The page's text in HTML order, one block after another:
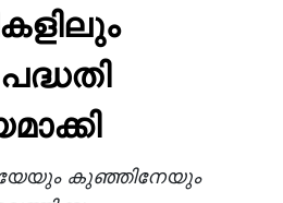
കുഞ്ഞിനേയും